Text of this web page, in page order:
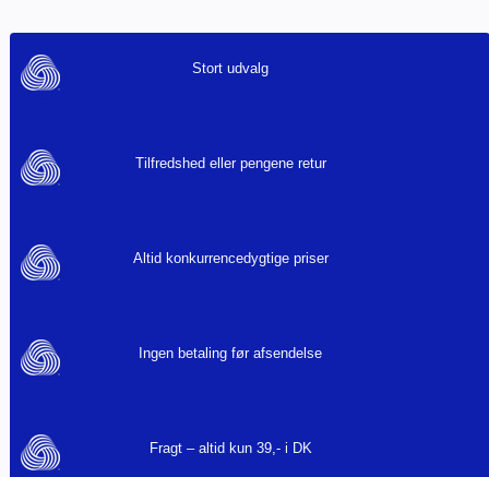
Stort udvalg
Tilfredshed eller pengene retur
Altid konkurrencedygtige priser
Ingen betaling før afsendelse
Fragt – altid kun 39,- i DK